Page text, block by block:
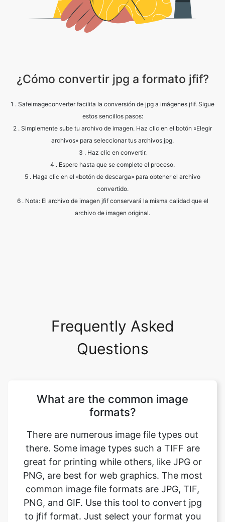
¿Cómo convertir jpg a formato jfif?
estos sencillos pasos:
2 . Simplemente sube tu archivo de imagen. Haz clic en el botón «Elegir
3 . Haz clic en convertir.
4 . Espere hasta que se complete el proceso.
5 . Haga clic en el «botón de descarga» para obtener el archivo
archivo de imagen original.
What are the common image
There are numerous image file types out
there. Some image types such a TIFF are
great for printing while others, like JPG or
PNG, are best for web graphics. The most
common image file formats are JPG, TIF,
PNG, and GIF. Use this tool to convert jpg
to jfif format. Just select your format you
want to convert to, upload your image file.
Your image will be converted instantly and
you can download the result after only a